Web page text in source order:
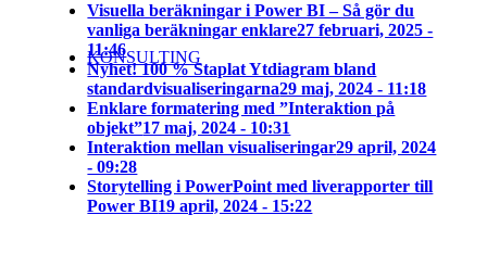
KONSULTING
Visuella beräkningar i Power BI – Så gör du
vanliga beräkningar enklare27 februari, 2025 -
11:46
Nyhet! 100 % Staplat Ytdiagram bland
standardvisualiseringarna29 maj, 2024 - 11:18
Enklare formatering med ”Interaktion på
objekt”17 maj, 2024 - 10:31
Interaktion mellan visualiseringar29 april, 2024
- 09:28
Storytelling i PowerPoint med liverapporter till
Power BI19 april, 2024 - 15:22